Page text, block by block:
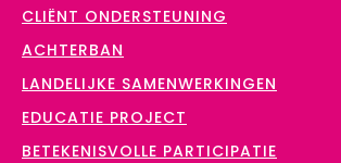
CLIËNT ONDERSTEUNING
ACHTERBAN
LANDELIJKE SAMENWERKINGEN
EDUCATIE PROJECT
BETEKENISVOLLE PARTICIPATIE